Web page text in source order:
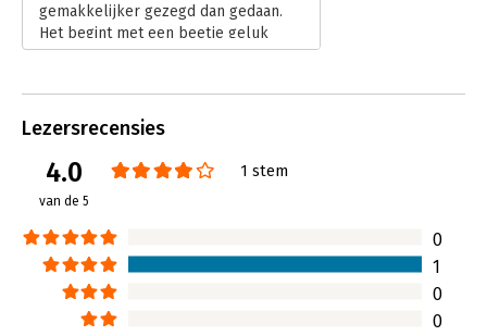
gemakkelijker gezegd dan gedaan.
Het begint met een beetje geluk
hebben. Maar dat geluk kun je vaak
Tiggelaar geeft je daarom 52
prikkelende en praktische lessen
vooral een beetje geluk hebben.
Lees verder
Lezersrecensies
4.0
van de 5
1 stem
0
1
0
0